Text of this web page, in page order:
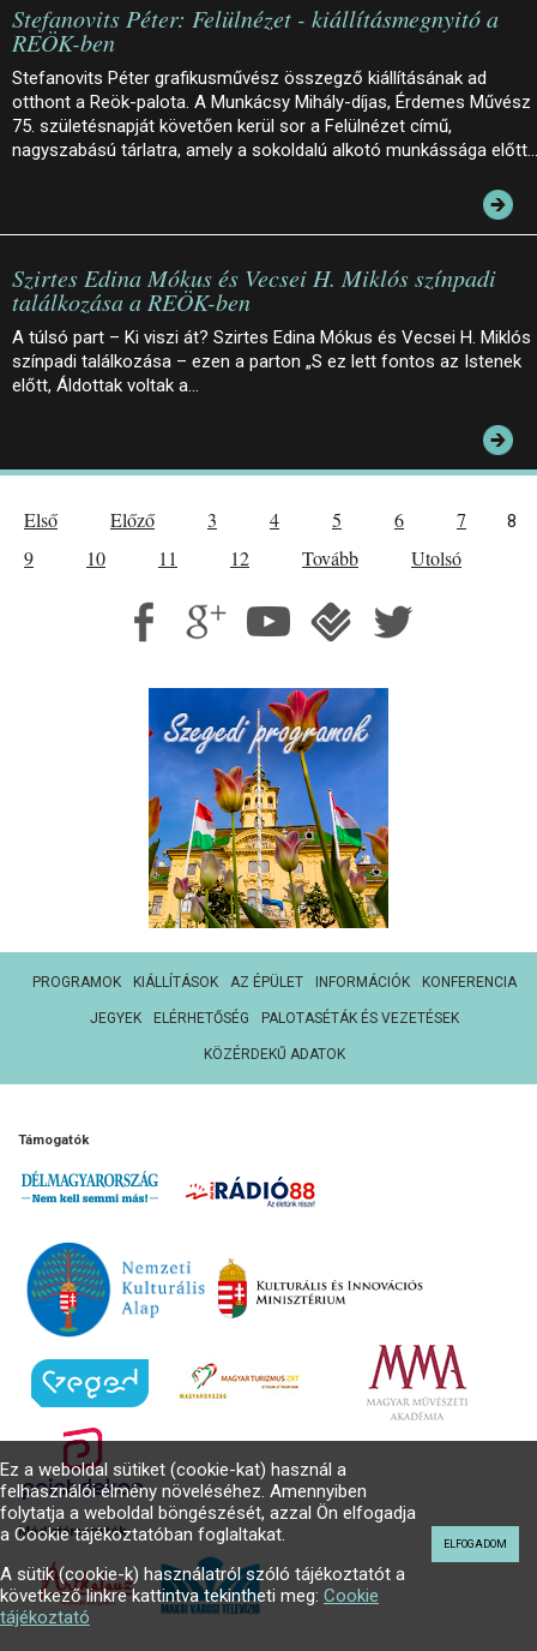
Stefanovits Péter: Felülnézet - kiállításmegnyitó a
REÖK-ben
Stefanovits Péter grafikusművész összegző kiállításának ad
otthont a Reök-palota. A Munkácsy Mihály-díjas, Érdemes Művész
75. születésnapját követően kerül sor a Felülnézet című,
nagyszabású tárlatra, amely a sokoldalú alkotó munkássága előtt…
Szirtes Edina Mókus és Vecsei H. Miklós színpadi
találkozása a REÖK-ben
A túlsó part – Ki viszi át? Szirtes Edina Mókus és Vecsei H. Miklós
színpadi találkozása – ezen a parton „S ez lett fontos az Istenek
előtt, Áldottak voltak a…
Első Előző 3 4 5 6 7 8
9 10 11 12 Tovább Utolsó
PROGRAMOK KIÁLLÍTÁSOK AZ ÉPÜLET INFORMÁCIÓK KONFERENCIA
JEGYEK ELÉRHETŐSÉG PALOTASÉTÁK ÉS VEZETÉSEK
KÖZÉRDEKŰ ADATOK
Támogatók
Médiatámogatók
Ez a weboldal sütiket (cookie-kat) használ a
felhasználói élmény növeléséhez. Amennyiben
folytatja a weboldal böngészését, azzal Ön elfogadja
a Cookie tájékoztatóban foglaltakat.
A sütik (cookie-k) használatról szóló tájékoztatót a
következő linkre kattintva tekintheti meg: Cookie
tájékoztató
ELFOGADOM